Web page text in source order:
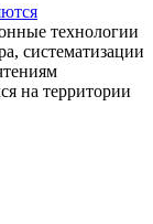
технологии
систематизации
на территории